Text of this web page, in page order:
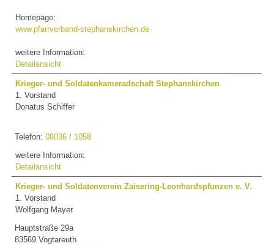
Homepage:
www.pfarrverband-stephanskirchen.de
weitere Information:
Detailansicht
Krieger- und Soldatenkameradschaft Stephanskirchen
1. Vorstand
Donatus Schiffer
Telefon:08036 / 1058
weitere Information:
Detailansicht
Krieger- und Soldatenverein Zaisering-Leonhardspfunzen e. V.
1. Vorstand
Wolfgang Mayer
Hauptstraße 29a
83569 Vogtareuth